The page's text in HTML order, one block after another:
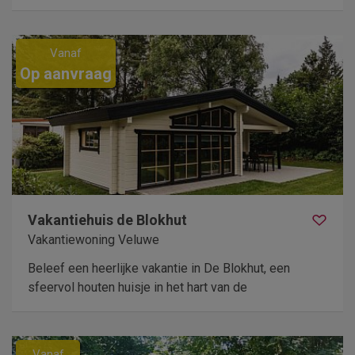
Vanaf
Op aanvraag
Vakantiehuis de Blokhut
Vakantiewoning Veluwe
Beleef een heerlijke vakantie in De Blokhut, een
sfeervol houten huisje in het hart van de